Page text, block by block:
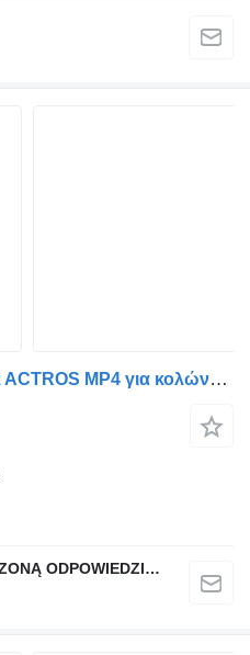
Τράκτορας Mercedes-Benz ACTROS MP4 για κολώνα τιμονιού Bosch 956460 9564600400/001
QINDITO SPÓŁKA Z OGRANICZONĄ ODPOWIEDZIALNOŚCIĄ